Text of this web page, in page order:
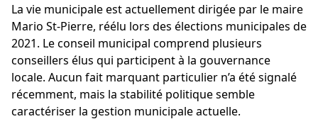
La vie municipale est actuellement dirigée par le maire
Mario St-Pierre, réélu lors des élections municipales de
2021. Le conseil municipal comprend plusieurs
conseillers élus qui participent à la gouvernance
locale. Aucun fait marquant particulier n’a été signalé
récemment, mais la stabilité politique semble
caractériser la gestion municipale actuelle.